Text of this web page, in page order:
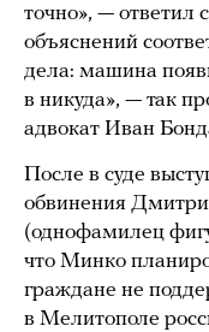
точно», — ответил
объяснений
дела: машина
в никуда», — так
адвокат Иван
После в суде
обвинения
(однофамилец
что Минко
граждане не
в Мелитополе